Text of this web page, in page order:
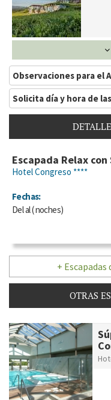
Observaciones para el
Solicita día y hora de
Escapada Relax
Hotel Congreso ****
Fechas:
Delal(noches)
+
OTRAS